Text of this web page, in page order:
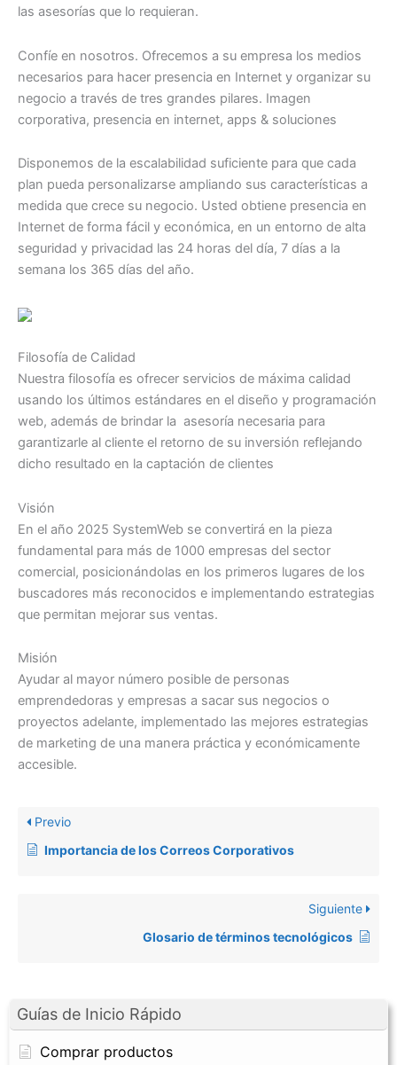
Guías de Inicio Rápido
Comprar productos
las asesorías que lo requieran.
Confíe en nosotros. Ofrecemos a su empresa los medios
necesarios para hacer presencia en Internet y organizar su
negocio a través de tres grandes pilares. Imagen
corporativa, presencia en internet, apps & soluciones
Disponemos de la escalabilidad suficiente para que cada
plan pueda personalizarse ampliando sus características a
medida que crece su negocio. Usted obtiene presencia en
Internet de forma fácil y económica, en un entorno de alta
seguridad y privacidad las 24 horas del día, 7 días a la
semana los 365 días del año.
Filosofía de Calidad
Nuestra filosofía es ofrecer servicios de máxima calidad
usando los últimos estándares en el diseño y programación
web, además de brindar la asesoría necesaria para
garantizarle al cliente el retorno de su inversión reflejando
dicho resultado en la captación de clientes
Visión
En el año 2025 SystemWeb se convertirá en la pieza
fundamental para más de 1000 empresas del sector
comercial, posicionándolas en los primeros lugares de los
buscadores más reconocidos e implementando estrategias
que permitan mejorar sus ventas.
Misión
Ayudar al mayor número posible de personas
emprendedoras y empresas a sacar sus negocios o
proyectos adelante, implementado las mejores estrategias
de marketing de una manera práctica y económicamente
accesible.
Previo
Importancia de los Correos Corporativos
Siguiente
Glosario de términos tecnológicos